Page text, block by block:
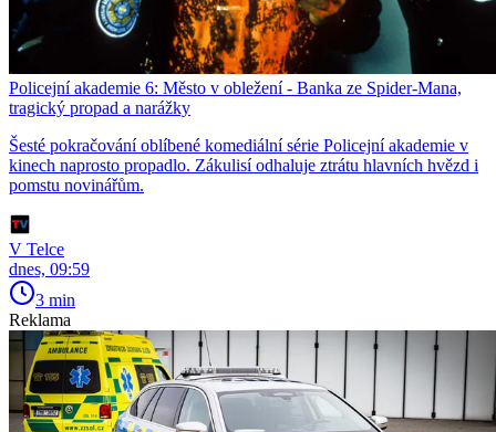
Policejní akademie 6: Město v obležení - Banka ze Spider-Mana,
tragický propad a narážky
Šesté pokračování oblíbené komediální série Policejní akademie v
kinech naprosto propadlo. Zákulisí odhaluje ztrátu hlavních hvězd i
pomstu novinářům.
V Telce
dnes, 09:59
3 min
Reklama